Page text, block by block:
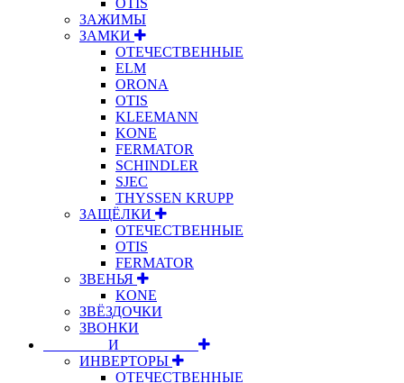
ЗАЖИМЫ
ЗАМКИ
ОТЕЧЕСТВЕННЫЕ
ELM
ORONA
OTIS
KLEEMANN
KONE
FERMATOR
SCHINDLER
SJEC
THYSSEN KRUPP
ЗАЩЁЛКИ
ОТЕЧЕСТВЕННЫЕ
OTIS
FERMATOR
ЗВЕНЬЯ
KONE
ЗВЁЗДОЧКИ
ЗВОНКИ
⠀⠀⠀⠀⠀⠀И⠀⠀⠀⠀⠀⠀⠀
ИНВЕРТОРЫ
ОТЕЧЕСТВЕННЫЕ